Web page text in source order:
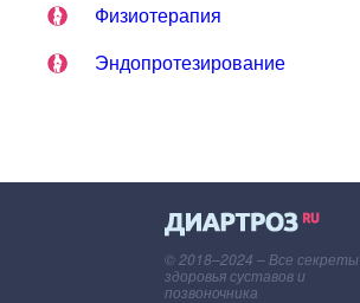
Физиотерапия
Эндопротезирование
© 2018–2024 – Все секреты
здоровья суставов и
позвоночника